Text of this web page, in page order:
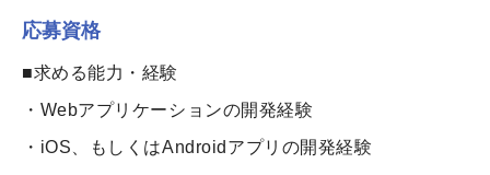
応募資格
■求める能力・経験
・Webアプリケーションの開発経験
・iOS、もしくはAndroidアプリの開発経験